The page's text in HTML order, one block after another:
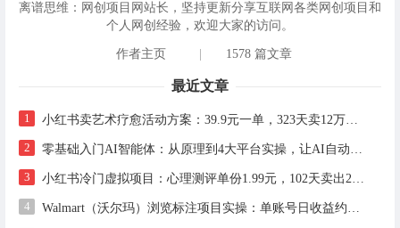
离谱思维：网创项目网站长，坚持更新分享互联网各类网创项目和
个人网创经验，欢迎大家的访问。
作者主页 1578 篇文章
最近文章
1 小红书卖艺术疗愈活动方案：39.9元一单，323天卖12万+的完整实操拆解
2 零基础入门AI智能体：从原理到4大平台实操，让AI自动干活
3 小红书冷门虚拟项目：心理测评单份1.99元，102天卖出2.4万份，月入1万+
4 Walmart（沃尔玛）浏览标注项目实操：单账号日收益约3美金，电脑可多开